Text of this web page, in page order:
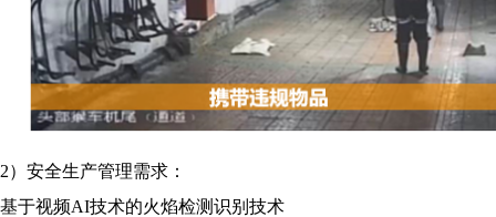
2）安全生产管理需求：
基于视频AI技术的火焰检测识别技术